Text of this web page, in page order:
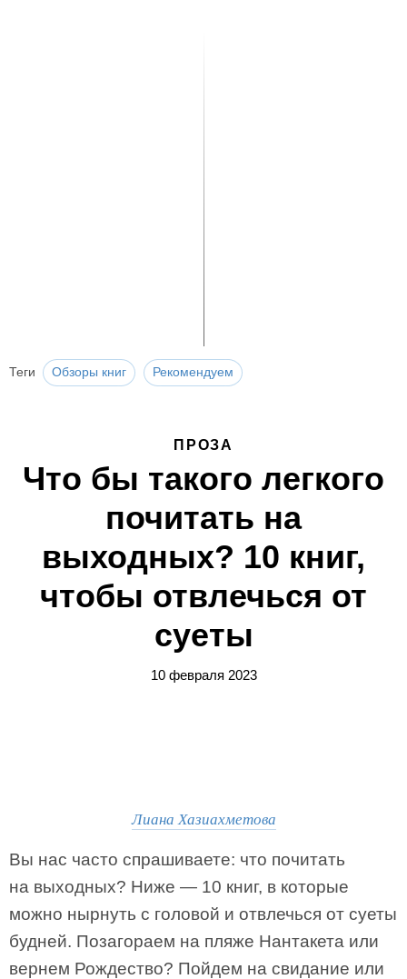
Теги Обзоры книг Рекомендуем
ПРОЗА
Что бы такого легкого
почитать на
выходных? 10 книг,
чтобы отвлечься от
суеты
10 февраля 2023
Лиана Хазиахметова
Вы нас часто спрашиваете: что почитать
на выходных? Ниже — 10 книг, в которые
можно нырнуть с головой и отвлечься от суеты
будней. Позагораем на пляже Нантакета или
вернем Рождество? Пойдем на свидание или